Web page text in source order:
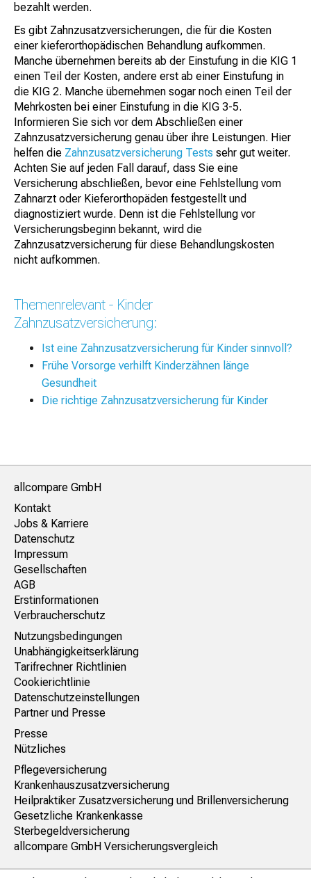
bezahlt werden.
Es gibt Zahnzusatzversicherungen, die für die Kosten
einer kieferorthopädischen Behandlung aufkommen.
Manche übernehmen bereits ab der Einstufung in die KIG 1
einen Teil der Kosten, andere erst ab einer Einstufung in
die KIG 2. Manche übernehmen sogar noch einen Teil der
Mehrkosten bei einer Einstufung in die KIG 3-5.
Informieren Sie sich vor dem Abschließen einer
Zahnzusatzversicherung genau über ihre Leistungen. Hier
helfen die Zahnzusatzversicherung Tests sehr gut weiter.
Achten Sie auf jeden Fall darauf, dass Sie eine
Versicherung abschließen, bevor eine Fehlstellung vom
Zahnarzt oder Kieferorthopäden festgestellt und
diagnostiziert wurde. Denn ist die Fehlstellung vor
Versicherungsbeginn bekannt, wird die
Zahnzusatzversicherung für diese Behandlungskosten
nicht aufkommen.
Themenrelevant - Kinder
Zahnzusatzversicherung:
Ist eine Zahnzusatzversicherung für Kinder sinnvoll?
Frühe Vorsorge verhilft Kinderzähnen länge
Gesundheit
Die richtige Zahnzusatzversicherung für Kinder
allcompare GmbH
Kontakt
Jobs & Karriere
Datenschutz
Impressum
Gesellschaften
AGB
Erstinformationen
Verbraucherschutz
Nutzungsbedingungen
Unabhängigkeitserklärung
Tarifrechner Richtlinien
Cookierichtlinie
Datenschutzeinstellungen
Partner und Presse
Presse
Nützliches
Pflegeversicherung
Krankenhauszusatzversicherung
Heilpraktiker Zusatzversicherung und Brillenversicherung
Gesetzliche Krankenkasse
Sterbegeldversicherung
allcompare GmbH Versicherungsvergleich